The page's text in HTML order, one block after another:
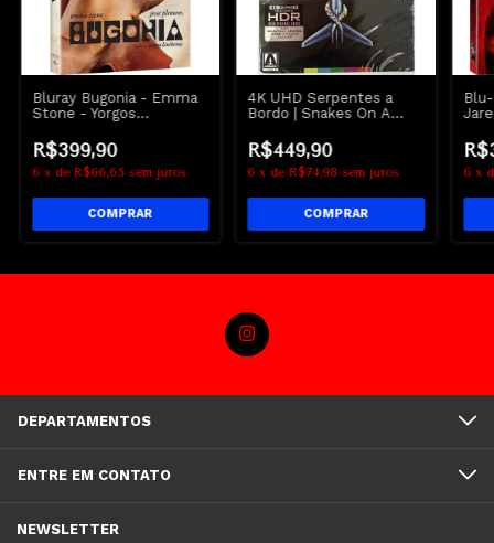
Bluray Bugonia - Emma
Stone - Yorgos
R$399,90
6 x de R$66,65 sem juros
4K UHD Serpentes a
Bordo | Snakes On A
R$449,90
6 x de R$74,98 sem juros 6 x
DEPARTAMENTOS
ENTRE EM CONTATO
NEWSLETTER